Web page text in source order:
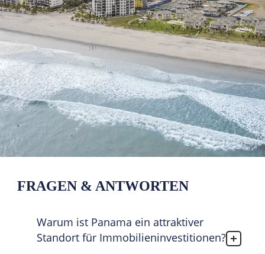
FRAGEN & ANTWORTEN
Warum ist Panama ein attraktiver
Standort für Immobilieninvestitionen?